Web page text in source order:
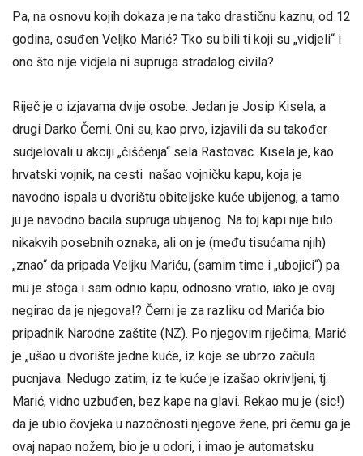
Pa, na osnovu kojih dokaza je na tako drastičnu kaznu, od 12
godina, osuđen Veljko Marić? Tko su bili ti koji su „vidjeli“ i
ono što nije vidjela ni supruga stradalog civila?
Riječ je o izjavama dvije osobe. Jedan je Josip Kisela, a
drugi Darko Černi. Oni su, kao prvo, izjavili da su također
sudjelovali u akciji „čišćenja“ sela Rastovac. Kisela je, kao
hrvatski vojnik, na cesti našao vojničku kapu, koja je
navodno ispala u dvorištu obiteljske kuće ubijenog, a tamo
ju je navodno bacila supruga ubijenog. Na toj kapi nije bilo
nikakvih posebnih oznaka, ali on je (među tisućama njih)
„znao“ da pripada Veljku Mariću, (samim time i „ubojici“) pa
mu je stoga i sam odnio kapu, odnosno vratio, iako je ovaj
negirao da je njegova!? Černi je za razliku od Marića bio
pripadnik Narodne zaštite (NZ). Po njegovim riječima, Marić
je „ušao u dvorište jedne kuće, iz koje se ubrzo začula
pucnjava. Nedugo zatim, iz te kuće je izašao okrivljeni, tj.
Marić, vidno uzbuđen, bez kape na glavi. Rekao mu je (sic!)
da je ubio čovjeka u nazočnosti njegove žene, pri čemu ga je
ovaj napao nožem, bio je u odori, i imao je automatsku